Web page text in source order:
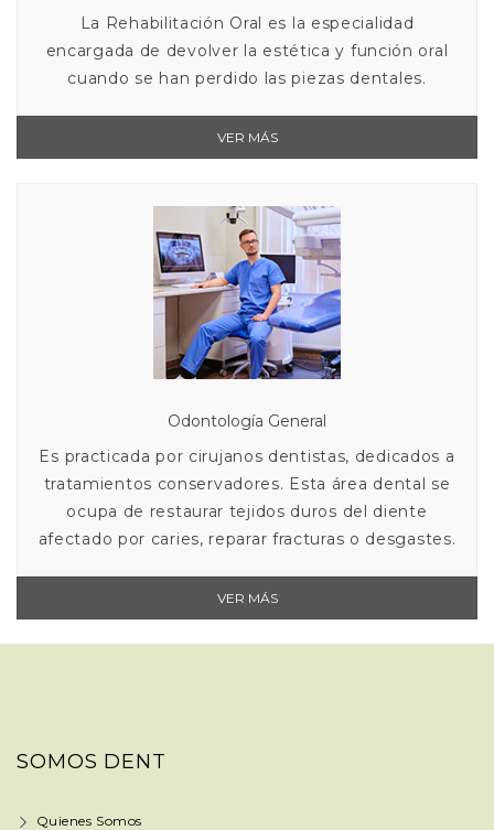
La Rehabilitación Oral es la especialidad
encargada de devolver la estética y función oral
cuando se han perdido las piezas dentales.
VER MÁS
Odontología General
Es practicada por cirujanos dentistas, dedicados a
tratamientos conservadores. Esta área dental se
ocupa de restaurar tejidos duros del diente
afectado por caries, reparar fracturas o desgastes.
VER MÁS
SOMOS DENT
Quienes Somos